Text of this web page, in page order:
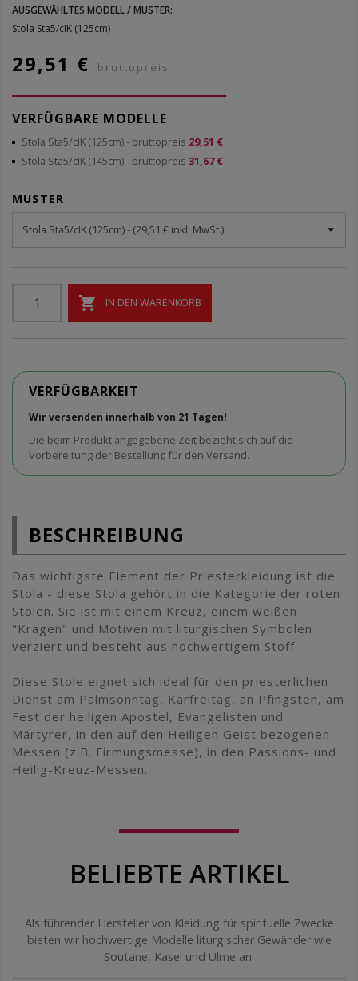
AUSGEWÄHLTES MODELL / MUSTER:
Stola Sta5/cIK (125cm)
29,51 € bruttopreis
VERFÜGBARE MODELLE
Stola Sta5/cIK (125cm)- bruttopreis 29,51 €
Stola Sta5/cIK (145cm)- bruttopreis 31,67 €
MUSTER
 IN DEN WARENKORB
VERFÜGBARKEIT
Wir versenden innerhalb von 21 Tagen!
Die beim Produkt angegebene Zeit bezieht sich auf die
Vorbereitung der Bestellung für den Versand.
BESCHREIBUNG
Das wichtigste Element der Priesterkleidung ist die
Stola - diese Stola gehört in die Kategorie der roten
Stolen. Sie ist mit einem Kreuz, einem weißen
"Kragen" und Motiven mit liturgischen Symbolen
verziert und besteht aus hochwertigem Stoff.
Diese Stole eignet sich ideal für den priesterlichen
Dienst am Palmsonntag, Karfreitag, an Pfingsten, am
Fest der heiligen Apostel, Evangelisten und
Märtyrer, in den auf den Heiligen Geist bezogenen
Messen (z.B. Firmungsmesse), in den Passions- und
Heilig-Kreuz-Messen.
BELIEBTE ARTIKEL
Als führender Hersteller von Kleidung für spirituelle Zwecke
bieten wir hochwertige Modelle liturgischer Gewänder wie
Soutane, Kasel und Ulme an.